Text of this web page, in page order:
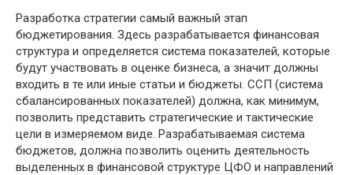
Разработка стратегии самый важный этап
бюджетирования. Здесь разрабатывается финансовая
структура и определяется система показателей, которые
будут участвовать в оценке бизнеса, а значит должны
входить в те или иные статьи и бюджеты. ССП (система
сбалансированных показателей) должна, как минимум,
позволить представить стратегические и тактические
цели в измеряемом виде. Разрабатываемая система
бюджетов, должна позволить оценить деятельность
выделенных в финансовой структуре ЦФО и направлений